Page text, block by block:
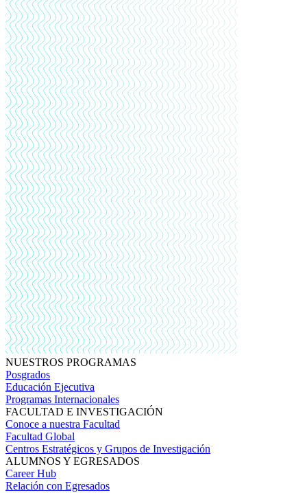
NUESTROS PROGRAMAS
Posgrados
Educación Ejecutiva
Programas Internacionales
FACULTAD E INVESTIGACIÓN
Conoce a nuestra Facultad
Facultad Global
Centros Estratégicos y Grupos de Investigación
ALUMNOS Y EGRESADOS
Career Hub
Relación con Egresados